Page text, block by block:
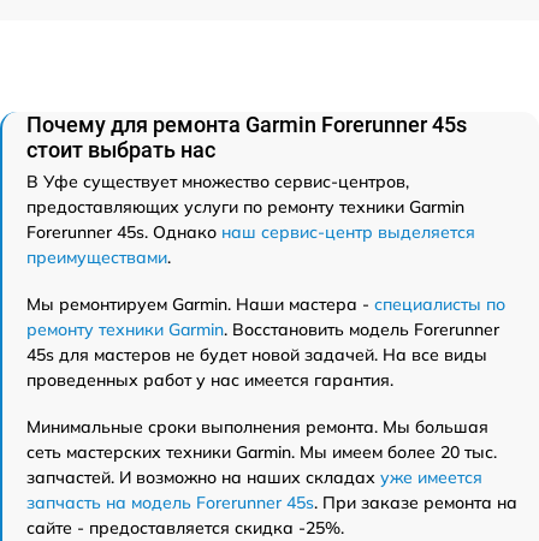
Почему для ремонта Garmin Forerunner 45s
стоит выбрать нас
В Уфе существует множество сервис-центров,
предоставляющих услуги по ремонту техники Garmin
Forerunner 45s. Однако наш сервис-центр выделяется
преимуществами.
Мы ремонтируем Garmin. Наши мастера - специалисты по
ремонту техники Garmin. Восстановить модель Forerunner
45s для мастеров не будет новой задачей. На все виды
проведенных работ у нас имеется гарантия.
Минимальные сроки выполнения ремонта. Мы большая
сеть мастерских техники Garmin. Мы имеем более 20 тыс.
запчастей. И возможно на наших складах уже имеется
запчасть на модель Forerunner 45s. При заказе ремонта на
сайте - предоставляется скидка -25%.